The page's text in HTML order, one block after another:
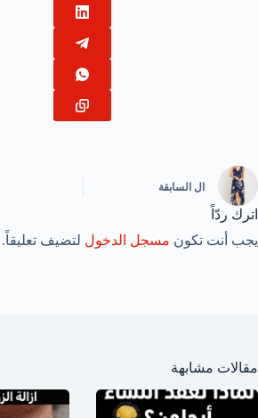
ال السابقة
اترك ردّاً
يجب أنت تكون مسجل الدخول لتضيف تعليقاً.
مقالات مشابهة